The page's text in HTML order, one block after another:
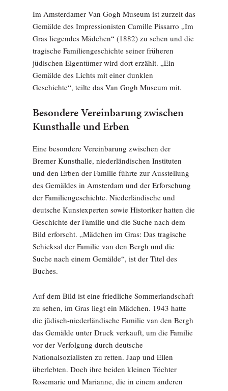
Im Amsterdamer Van Gogh Museum ist zurzeit das
Gemälde des Impressionisten Camille Pissarro „Im
Gras liegendes Mädchen“ (1882) zu sehen und die
tragische Familiengeschichte seiner früheren
jüdischen Eigentümer wird dort erzählt. „Ein
Gemälde des Lichts mit einer dunklen
Geschichte“, teilte das Van Gogh Museum mit.
Besondere Vereinbarung zwischen
Kunsthalle und Erben
Eine besondere Vereinbarung zwischen der
Bremer Kunsthalle, niederländischen Instituten
und den Erben der Familie führte zur Ausstellung
des Gemäldes in Amsterdam und der Erforschung
der Familiengeschichte. Niederländische und
deutsche Kunstexperten sowie Historiker hatten die
Geschichte der Familie und die Suche nach dem
Bild erforscht. „Mädchen im Gras: Das tragische
Schicksal der Familie van den Bergh und die
Suche nach einem Gemälde“, ist der Titel des
Buches.
Auf dem Bild ist eine friedliche Sommerlandschaft
zu sehen, im Gras liegt ein Mädchen. 1943 hatte
die jüdisch-niederländische Familie van den Bergh
das Gemälde unter Druck verkauft, um die Familie
vor der Verfolgung durch deutsche
Nationalsozialisten zu retten. Jaap und Ellen
überlebten. Doch ihre beiden kleinen Töchter
Rosemarie und Marianne, die in einem anderen